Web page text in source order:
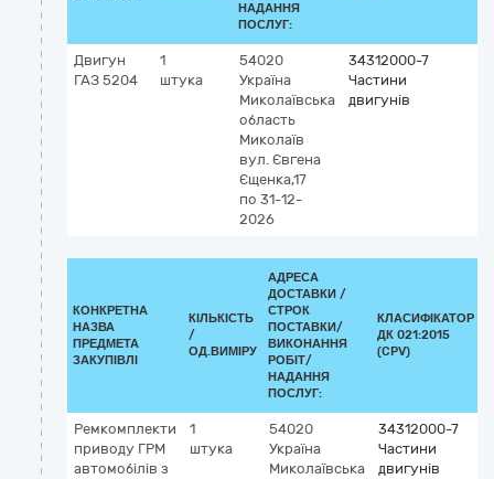
НАДАННЯ
ПОСЛУГ:
Двигун
ГАЗ 5204
1
штука
54020
Україна
Миколаївська
область
Миколаїв
вул. Євгена
Єщенка,17
по 31-12-
2026
34312000-7
Частини
двигунів
КОНКРЕТНА
НАЗВА
ПРЕДМЕТА
ЗАКУПІВЛІ
КІЛЬКІСТЬ
/
ОД.ВИМІРУ
АДРЕСА
ДОСТАВКИ /
СТРОК
ПОСТАВКИ/
ВИКОНАННЯ
РОБІТ/
НАДАННЯ
ПОСЛУГ:
КЛАСИФІКАТОР
ДК 021:2015
(CPV)
Ремкомплекти
приводу ГРМ
автомобілів з
1
штука
54020
Україна
Миколаївська
34312000-7
Частини
двигунів